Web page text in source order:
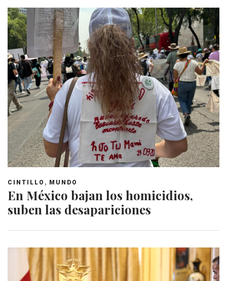
CINTILLO , MUNDO
En México bajan los homicidios,
suben las desapariciones